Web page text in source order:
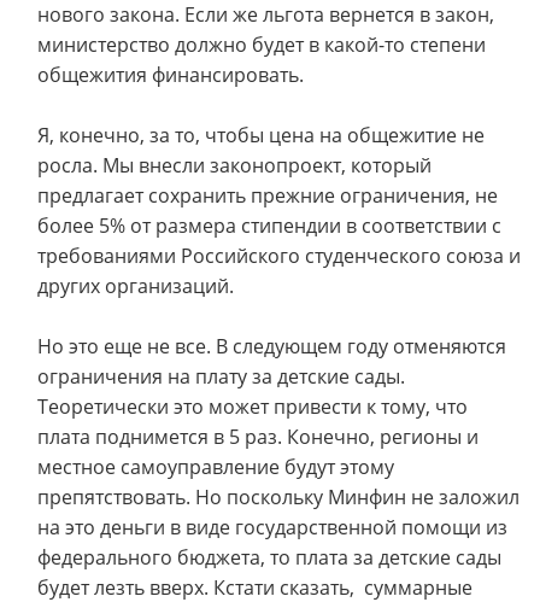
нового закона. Если же льгота вернется в закон,
министерство должно будет в какой-то степени
общежития финансировать.
Я, конечно, за то, чтобы цена на общежитие не
росла. Мы внесли законопроект, который
предлагает сохранить прежние ограничения, не
более 5% от размера стипендии в соответствии с
требованиями Российского студенческого союза и
других организаций.
Но это еще не все. В следующем году отменяются
ограничения на плату за детские сады.
Теоретически это может привести к тому, что
плата поднимется в 5 раз. Конечно, регионы и
местное самоуправление будут этому
препятствовать. Но поскольку Минфин не заложил
на это деньги в виде государственной помощи из
федерального бюджета, то плата за детские сады
будет лезть вверх. Кстати сказать, суммарные